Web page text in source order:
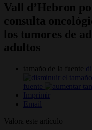
Vall d’Hebron
consulta
los tumores de
adultos
tamaño de la fuente
fuente
Imprimir
Email
Valora este artículo